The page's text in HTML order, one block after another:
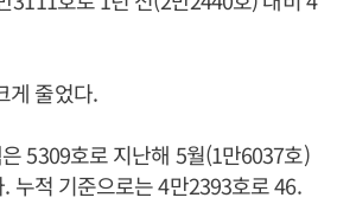
게 줄었다.
5309호로 지난해 5월(1만6037호)
누적 기준으로는 4만2393호로 46.